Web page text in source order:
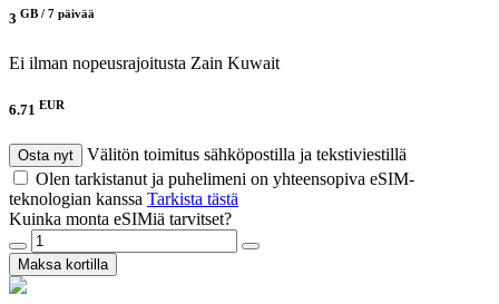
3 GB / 7 päivää
Ei ilman nopeusrajoitusta Zain Kuwait
6.71 EUR
Osta nyt
Välitön toimitus sähköpostilla ja tekstiviestillä
Olen tarkistanut ja puhelimeni on yhteensopiva eSIM-
teknologian kanssa Tarkista tästä
Kuinka monta eSIMiä tarvitset?
Maksa kortilla